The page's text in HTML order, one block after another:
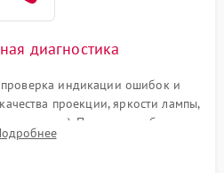
Подробнее →
диагностика
индикации ошибок и
проекции, яркости лампы,
пятна). Проверка работы
уровню шума вентиляторов.